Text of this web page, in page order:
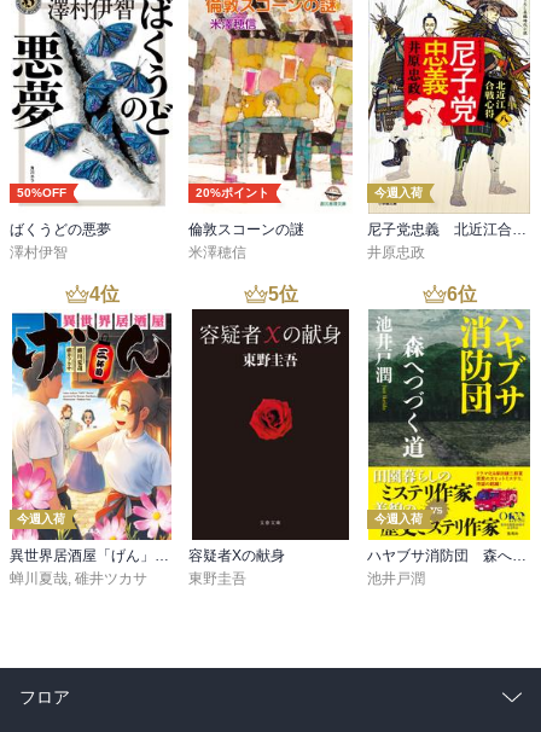
50%OFF
ばくうどの悪夢
澤村伊智
20%ポイント
倫敦スコーンの謎
米澤穂信
今週入荷
尼子党忠義 北近江合戦心得〈八〉
井原忠政
4位
今週入荷
蝉川夏哉 碓井ツカサ
5位
容疑者Xの献身
東野圭吾
6位
今週入荷
池井戸潤
フロア